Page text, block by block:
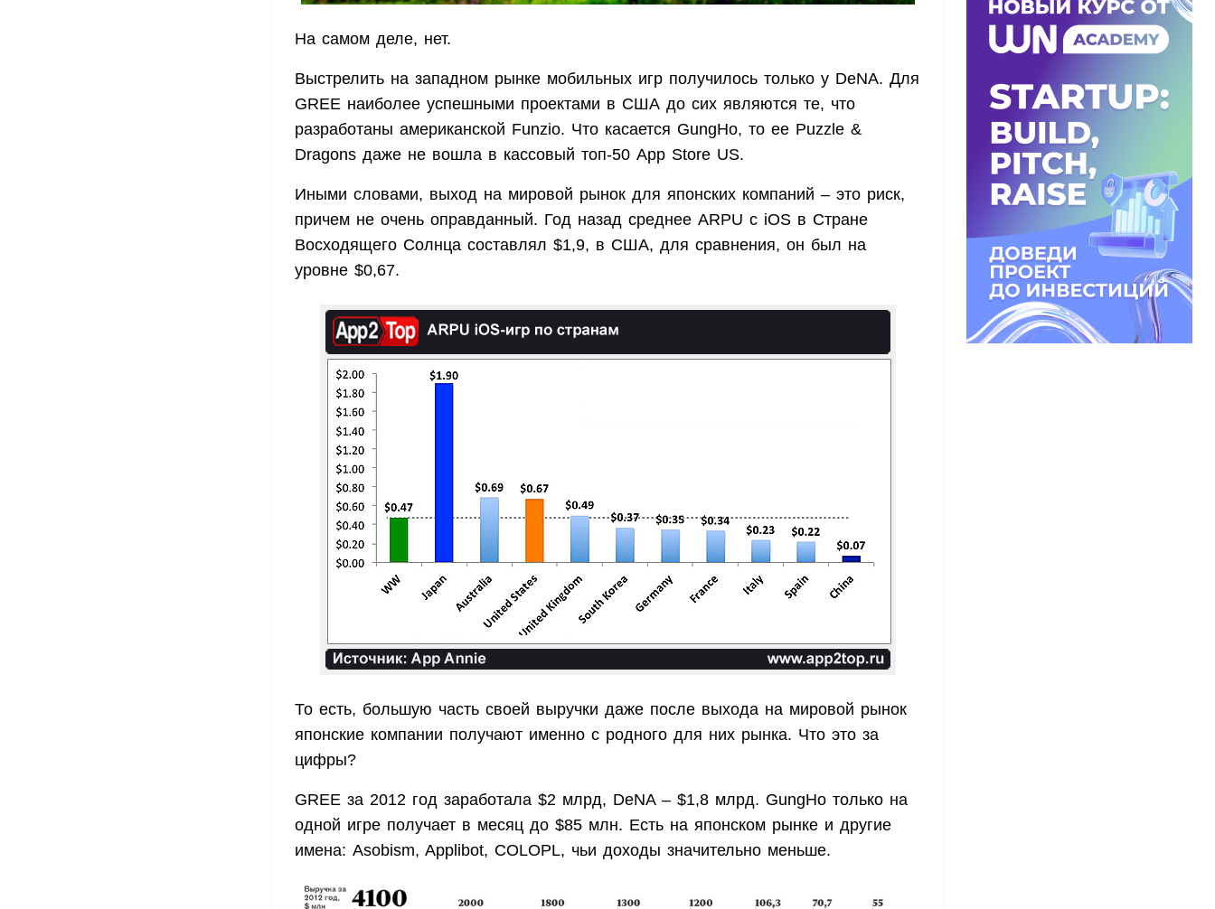
На самом деле, нет.
Выстрелить на западном рынке мобильных игр получилось только у DeNA. Для
GREE наиболее успешными проектами в США до сих являются те, что
разработаны американской Funzio. Что касается GungHo, то ее Puzzle &
Dragons даже не вошла в кассовый топ-50 App Store US.
Иными словами, выход на мировой рынок для японских компаний – это риск,
причем не очень оправданный. Год назад среднее ARPU с iOS в Стране
Восходящего Солнца составлял $1,9, в США, для сравнения, он был на
уровне $0,67.
То есть, большую часть своей выручки даже после выхода на мировой рынок
японские компании получают именно с родного для них рынка. Что это за
цифры?
GREE за 2012 год заработала $2 млрд, DeNA – $1,8 млрд. GungHo только на
одной игре получает в месяц до $85 млн. Есть на японском рынке и другие
имена: Asobism, Applibot, COLOPL, чьи доходы значительно меньше.